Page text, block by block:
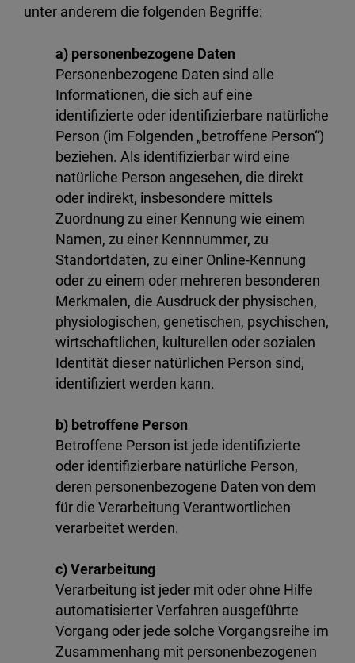
unter anderem die folgenden Begriffe:
a) personenbezogene Daten
Personenbezogene Daten sind alle
Informationen, die sich auf eine
identifizierte oder identifizierbare natürliche
Person (im Folgenden „betroffene Person“)
beziehen. Als identifizierbar wird eine
natürliche Person angesehen, die direkt
oder indirekt, insbesondere mittels
Zuordnung zu einer Kennung wie einem
Namen, zu einer Kennnummer, zu
Standortdaten, zu einer Online-Kennung
oder zu einem oder mehreren besonderen
Merkmalen, die Ausdruck der physischen,
physiologischen, genetischen, psychischen,
wirtschaftlichen, kulturellen oder sozialen
Identität dieser natürlichen Person sind,
identifiziert werden kann.
b) betroffene Person
Betroffene Person ist jede identifizierte
oder identifizierbare natürliche Person,
deren personenbezogene Daten von dem
für die Verarbeitung Verantwortlichen
verarbeitet werden.
c) Verarbeitung
Verarbeitung ist jeder mit oder ohne Hilfe
automatisierter Verfahren ausgeführte
Vorgang oder jede solche Vorgangsreihe im
Zusammenhang mit personenbezogenen